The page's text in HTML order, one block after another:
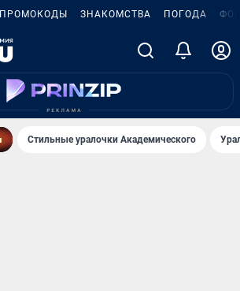
ПРОМОКОДЫ ЗНАКОМСТВА ПОГОДА
Стильные уралочки Академического